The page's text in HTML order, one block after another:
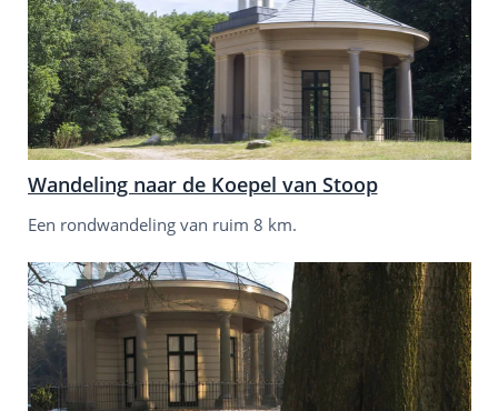
Wandeling naar de Koepel van Stoop
Een rondwandeling van ruim 8 km.